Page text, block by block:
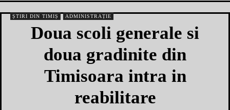
ȘTIRI DIN TIMIȘ ADMINISTRAȚIE
Doua scoli generale si
doua gradinite din
Timisoara intra in
reabilitare